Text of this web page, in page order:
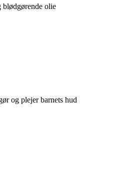
olie
og plejer barnets hud